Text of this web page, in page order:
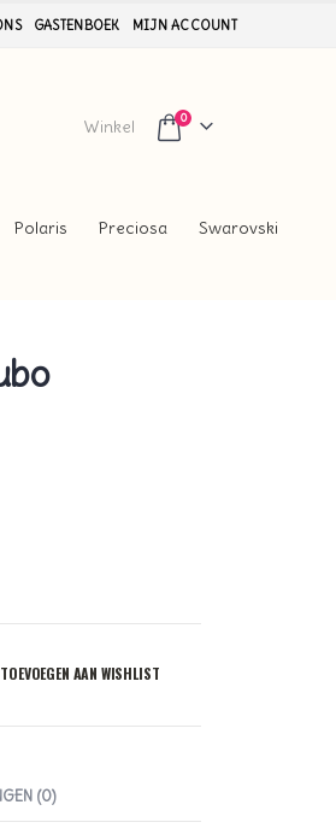
GASTENBOEK MIJN ACCOUNT
Winkel 0
Polaris Preciosa Swarovski
TOEVOEGEN AAN WISHLIST
(0)